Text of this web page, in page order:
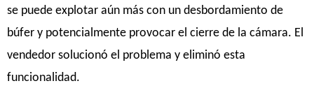
se puede explotar aún más con un desbordamiento de
búfer y potencialmente provocar el cierre de la cámara. El
vendedor solucionó el problema y eliminó esta
funcionalidad.